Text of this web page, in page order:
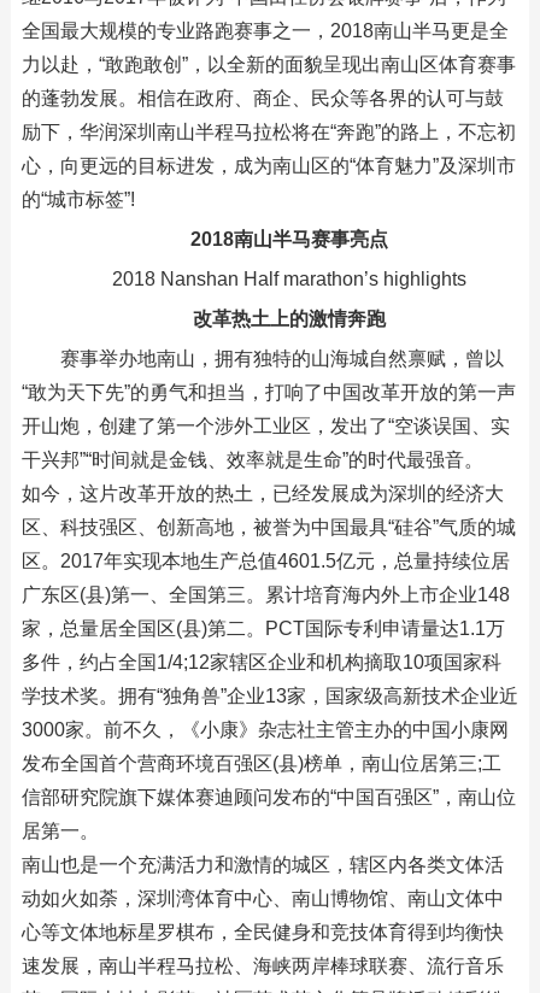
全国最大规模的专业路跑赛事之一，2018南山半马更是全
力以赴，“敢跑敢创”，以全新的面貌呈现出南山区体育赛事
的蓬勃发展。相信在政府、商企、民众等各界的认可与鼓
励下，华润深圳南山半程马拉松将在“奔跑”的路上，不忘初
心，向更远的目标进发，成为南山区的“体育魅力”及深圳市
的“城市标签”!
2018南山半马赛事亮点
2018 Nanshan Half marathon’s highlights
改革热土上的激情奔跑
赛事举办地南山，拥有独特的山海城自然禀赋，曾以
“敢为天下先”的勇气和担当，打响了中国改革开放的第一声
开山炮，创建了第一个涉外工业区，发出了“空谈误国、实
干兴邦”“时间就是金钱、效率就是生命”的时代最强音。
如今，这片改革开放的热土，已经发展成为深圳的经济大
区、科技强区、创新高地，被誉为中国最具“硅谷”气质的城
区。2017年实现本地生产总值4601.5亿元，总量持续位居
广东区(县)第一、全国第三。累计培育海内外上市企业148
家，总量居全国区(县)第二。PCT国际专利申请量达1.1万
多件，约占全国1/4;12家辖区企业和机构摘取10项国家科
学技术奖。拥有“独角兽”企业13家，国家级高新技术企业近
3000家。前不久，《小康》杂志社主管主办的中国小康网
发布全国首个营商环境百强区(县)榜单，南山位居第三;工
信部研究院旗下媒体赛迪顾问发布的“中国百强区”，南山位
居第一。
南山也是一个充满活力和激情的城区，辖区内各类文体活
动如火如荼，深圳湾体育中心、南山博物馆、南山文体中
心等文体地标星罗棋布，全民健身和竞技体育得到均衡快
速发展，南山半程马拉松、海峡两岸棒球联赛、流行音乐